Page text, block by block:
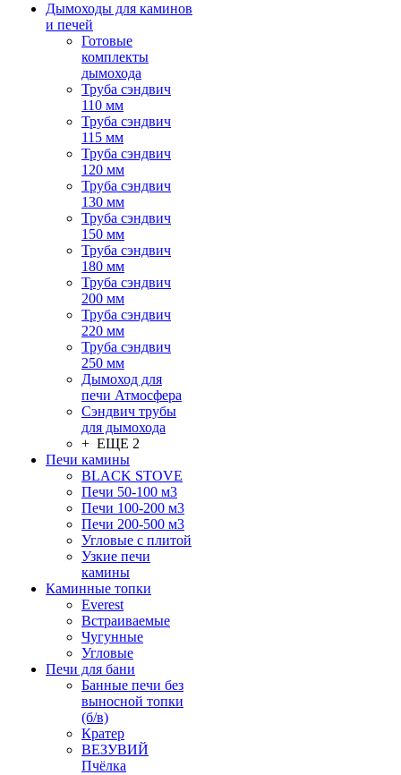
Дымоходы для каминов
и печей
Готовые
комплекты
дымохода
Труба сэндвич
110 мм
Труба сэндвич
115 мм
Труба сэндвич
120 мм
Труба сэндвич
130 мм
Труба сэндвич
150 мм
Труба сэндвич
180 мм
Труба сэндвич
200 мм
Труба сэндвич
220 мм
Труба сэндвич
250 мм
Дымоход для
печи Атмосфера
Сэндвич трубы
для дымохода
+ ЕЩЕ 2
Печи камины
BLACK STOVE
Печи 50-100 м3
Печи 100-200 м3
Печи 200-500 м3
Угловые с плитой
Узкие печи
камины
Каминные топки
Everest
Встраиваемые
Чугунные
Угловые
Печи для бани
Банные печи без
выносной топки
(б/в)
Кратер
ВЕЗУВИЙ
Пчёлка